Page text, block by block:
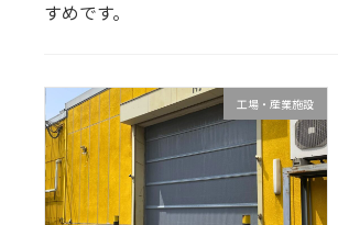
すめです。
工場・産業施設